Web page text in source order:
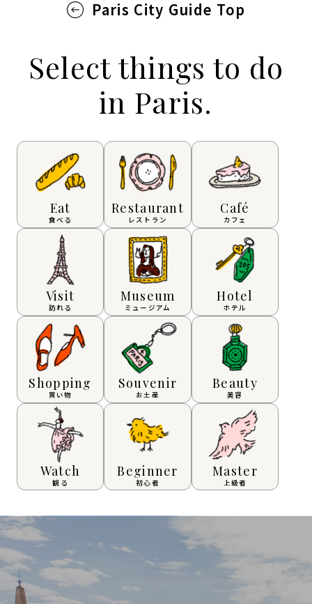
Paris City Guide Top
Select things to do
in Paris.
Eat
食べる
Restaurant
レストラン
Café
カフェ
Visit
訪れる
Museum
ミュージアム
Hotel
ホテル
Shopping
買い物
Souvenir
お土産
Beauty
美容
Watch
観る
Beginner
初心者
Master
上級者